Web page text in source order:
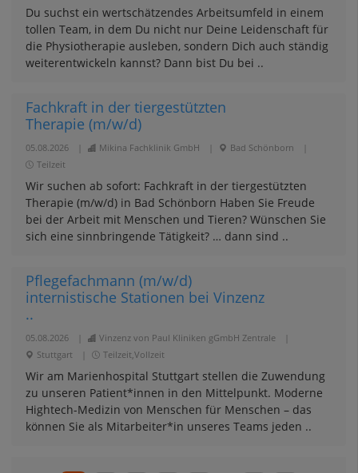
Du suchst ein wertschätzendes Arbeitsumfeld in einem
tollen Team, in dem Du nicht nur Deine Leidenschaft für
die Physiotherapie ausleben, sondern Dich auch ständig
weiterentwickeln kannst? Dann bist Du bei ..
Fachkraft in der tiergestützten
Therapie (m/w/d)
05.08.2026 Mikina Fachklinik GmbH Bad Schönborn
Teilzeit
Wir suchen ab sofort: Fachkraft in der tiergestützten
Therapie (m/w/d) in Bad Schönborn Haben Sie Freude
bei der Arbeit mit Menschen und Tieren? Wünschen Sie
sich eine sinnbringende Tätigkeit? … dann sind ..
Pflegefachmann (m/w/d)
internistische Stationen bei Vinzenz
..
05.08.2026 Vinzenz von Paul Kliniken gGmbH Zentrale
Stuttgart
Teilzeit,Vollzeit
Wir am Marienhospital Stuttgart stellen die Zuwendung
zu unseren Patient*innen in den Mittelpunkt. Moderne
Hightech-Medizin von Menschen für Menschen – das
können Sie als Mitarbeiter*in unseres Teams jeden ..